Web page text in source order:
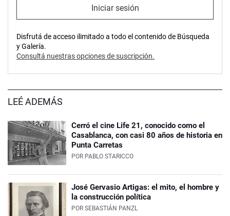
Iniciar sesión
Disfrutá de acceso ilimitado a todo el contenido de Búsqueda
y Galería.
Consultá nuestras opciones de suscripción.
LEÉ ADEMÁS
Cerró el cine Life 21, conocido como el
Casablanca, con casi 80 años de historia en
Punta Carretas
POR PABLO STARICCO
José Gervasio Artigas: el mito, el hombre y
la construcción política
POR SEBASTIÁN PANZL